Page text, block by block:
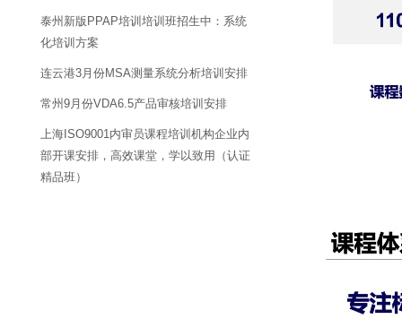
泰州新版PPAP培训培训班招生中：系统
化培训方案
连云港3月份MSA测量系统分析培训安排
常州9月份VDA6.5产品审核培训安排
上海ISO9001内审员课程培训机构企业内
部开课安排，高效课堂，学以致用（认证
精品班）